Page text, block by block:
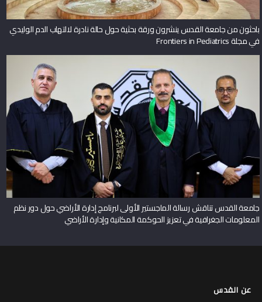
باحثون من جامعة القدس ينشرون ورقة بحثية حول حالة نادرة لالتهاب الدم الوليدي
في مجلة Frontiers in Pediatrics
جامعة القدس تناقش رسالة الماجستير الأولى لبرنامج إدارة الأراضي حول دور نظم
المعلومات الجغرافية في تعزيز الحوكمة المكانية وإدارة الأراضي
عن القدس